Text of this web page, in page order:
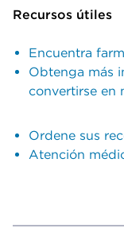
Recursos útiles
Encuentra
Obtenga más
convertirse en
Ordene sus
Atención